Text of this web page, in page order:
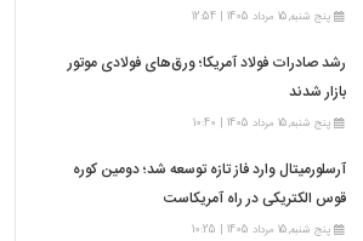
پنج شنبه,15 مرداد 1405 | 12:54
رشد صادرات فولاد آمریکا؛ ورق‌های فولادی موتور
بازار شدند
پنج شنبه,15 مرداد 1405 | 10:40
آرسلورمیتال وارد فاز تازه توسعه شد؛ دومین کوره
قوس الکتریکی در راه آمریکاست
پنج شنبه,15 مرداد 1405 | 10:25